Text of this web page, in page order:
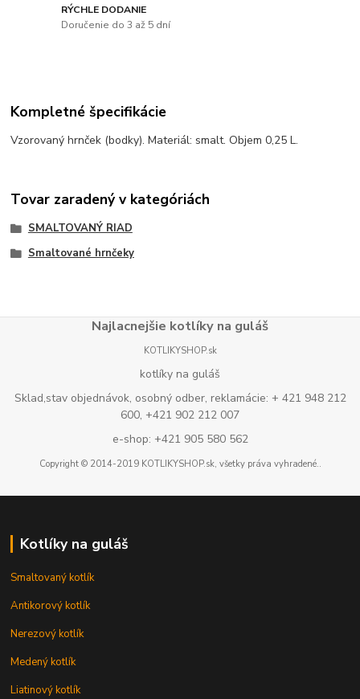
RÝCHLE DODANIE
Doručenie do 3 až 5 dní
Kompletné špecifikácie
Vzorovaný hrnček (bodky). Materiál: smalt. Objem 0,25 L.
Tovar zaradený v kategóriách
SMALTOVANÝ RIAD
Smaltované hrnčeky
Najlacnejšie kotlíky na guláš
KOTLIKYSHOP.sk
kotlíky na guláš
Sklad,stav objednávok, osobný odber, reklamácie: + 421 948 212
600, +421 902 212 007
e-shop: +421 905 580 562
Copyright © 2014-2019 KOTLIKYSHOP.sk, všetky práva vyhradené..
Kotlíky na guláš
Smaltovaný kotlík
Antikorový kotlík
Nerezový kotlík
Medený kotlík
Liatinový kotlík